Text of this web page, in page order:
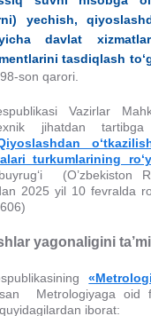
yechish,
davlat
tasdiqlash
son qarori.
Vazirlar
jihatdan
turkumlarining
(O’zbekiston
2025 yil 10 fevralda
yagonaligini
Metrologiyaga oid
iborat: